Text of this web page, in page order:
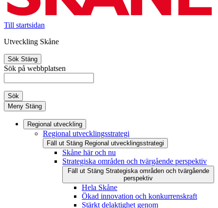
Till startsidan
Utveckling Skåne
Sök Stäng
Sök på webbplatsen
Sök
Meny Stäng
Regional utveckling
Regional utvecklingsstrategi
Fäll ut Stäng Regional utvecklingsstrategi
Skåne här och nu
Strategiska områden och tvärgående perspektiv
Fäll ut Stäng Strategiska områden och tvärgående
perspektiv
Hela Skåne
Ökad innovation och konkurrenskraft
Stärkt delaktighet genom